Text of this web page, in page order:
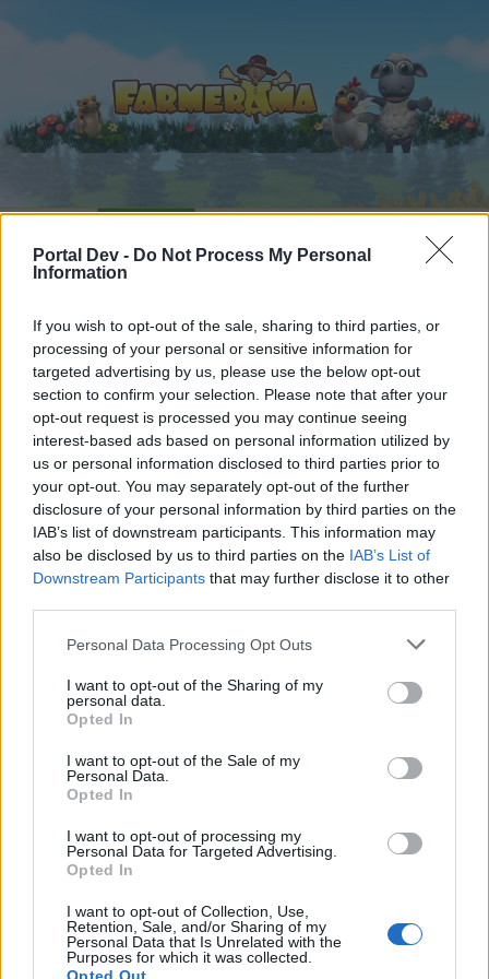
Portal Dev - Do Not Process My Personal
Information
If you wish to opt-out of the sale, sharing to third parties, or
processing of your personal or sensitive information for
targeted advertising by us, please use the below opt-out
section to confirm your selection. Please note that after your
opt-out request is processed you may continue seeing
interest-based ads based on personal information utilized by
us or personal information disclosed to third parties prior to
your opt-out. You may separately opt-out of the further
disclosure of your personal information by third parties on the
IAB’s list of downstream participants. This information may
also be disclosed by us to third parties on the IAB’s List of
Downstream Participants that may further disclose it to other
Personal Data Processing Opt Outs
I want to opt-out of the Sharing of my
personal data.
Opted In
I want to opt-out of the Sale of my
Personal Data.
Opted In
I want to opt-out of processing my
Personal Data for Targeted Advertising.
Opted In
I want to opt-out of Collection, Use,
Retention, Sale, and/or Sharing of my
Personal Data that Is Unrelated with the
Purposes for which it was collected.
Αρχική Φόρουμ Παίκτες + Παιχνίδι
Παιχνίδια στο Forum
Αγαπητέ αναγνώστη και αναγνώστρια του
φόρουμ,
αν θέλεις να συμμετέχεις ενεργά στις συζητήσεις
του φόρουμ ή να δημιουργείς τα δικά σου θέματα,
θα πρέπει πρώτα να συνδεθείς στο παιχνίδι. Αν
δεν έχεις ήδη λογαριασμό παιχνιδιού, κάνε
εγγραφή. Ανυπομονούμε να σε καλωσορίσουμε
Η αλφαβήτα στο Farmerama
-Snorkel- ...
Απαντήσεις:
-*thumbelina*- ... 5 6 7
Απαντήσεις: 138
AntoniaT
Απαντήσεις:
0 31/7/14
Πόσο καλά γνωρίζεις το Farmerama;
Απαντήσεις: 150
Φαρμο-παιχνίδια
evieva ... 77 78 79
Απαντήσεις:
Πρόσφατες δημοσιεύσεις